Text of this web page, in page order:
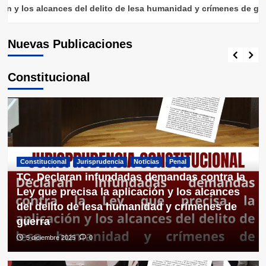
delito de lesa humanidad y crímenes de guerra
Nuevas Publicaciones
contra la Ley que precisa la aplicación y
5 diciembre 2025 0
Constitucional
Constitucional Jurisprudencia Noticias Penal
TC. Declaran infundadas demandas contra la
Ley que precisa la aplicación y los alcances
del delito de lesa humanidad y crímenes de
guerra
5 diciembre 2025 0